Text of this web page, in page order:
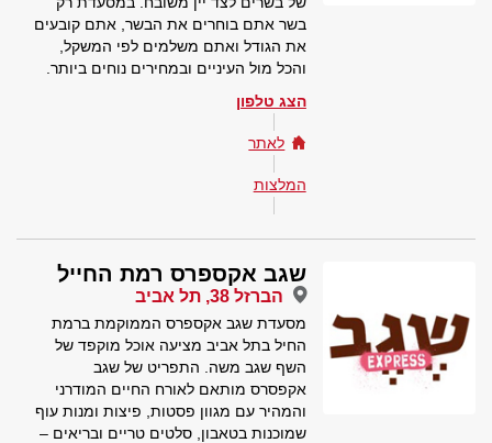
בשר אתם בוחרים את הבשר, אתם קובעים
את הגודל ואתם משלמים לפי המשקל,
והכל מול העיניים ובמחירים נוחים ביותר.
הצג טלפון
לאתר
המלצות
שגב אקספרס רמת החייל
הברזל 38, תל אביב
מסעדת שגב אקספרס הממוקמת ברמת
החיל בתל אביב מציעה אוכל מוקפד של
השף שגב משה. התפריט של שגב
אקפסרס מותאם לאורח החיים המודרני
והמהיר עם מגוון פסטות, פיצות ומנות עוף
שמוכנות בטאבון, סלטים טריים ובריאים –